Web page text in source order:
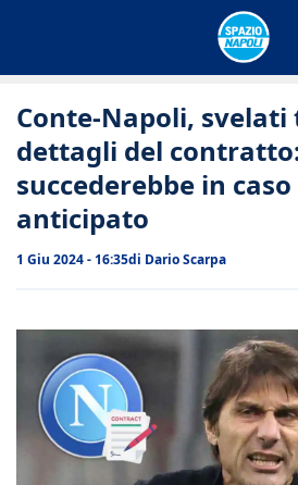
Conte-Napoli,
dettagli del
succederebbe in
anticipato
1 Giu 2024 - 16:35di Dario Scarpa